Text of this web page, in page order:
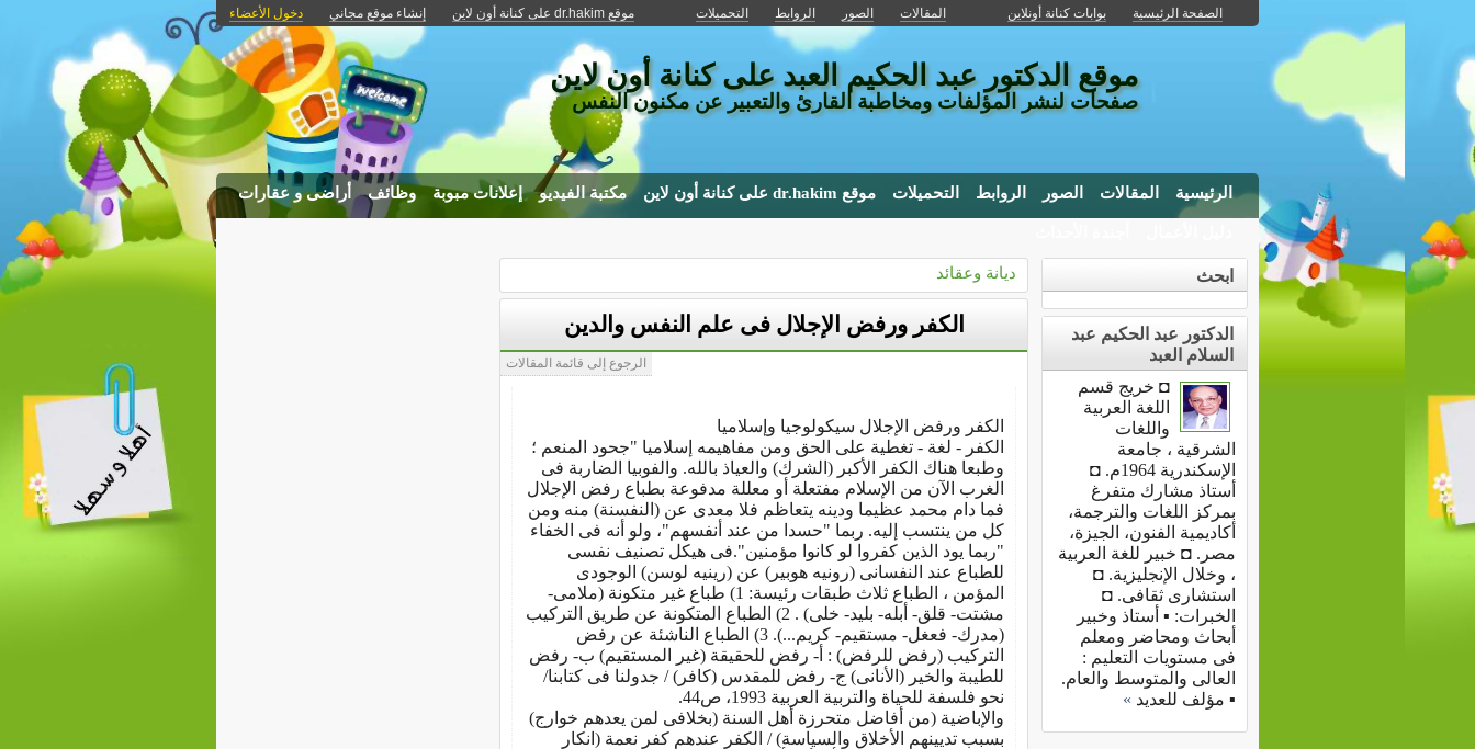
الصفحة الرئيسية بوابات كنانة أونلاين المقالات الصور الروابط التحميلات موقع dr.hakim على كنانة أون لاين إنشاء موقع مجاني دخول الأعضاء
موقع الدكتور عبد الحكيم العبد على كنانة أون لاين
صفحات لنشر المؤلفات ومخاطبة القارئ والتعبير عن مكنون النفس
الرئيسية المقالات الصور الروابط التحميلات موقع dr.hakim على كنانة أون لاين مكتبة الفيديو إعلانات مبوبة وظائف أراضى و عقارات
ديانة وعقائد
الكفر ورفض الإجلال فى علم النفس والدين
الرجوع إلى قائمة المقالات
الكفر ورفض الإجلال سيكولوجيا وإسلاميا
الكفر - لغة - تغطية على الحق ومن مفاهيمه إسلاميا "جحود المنعم ؛
وطبعا هناك الكفر الأكبر (الشرك) والعياذ بالله. والفوبيا الضاربة فى
الغرب الآن من الإسلام مفتعلة أو معللة مدفوعة بطباع رفض الإجلال
فما دام محمد عظيما ودينه يتعاظم فلا معدى عن (النفسنة) منه ومن
كل من ينتسب إليه. ربما "حسدا من عند أنفسهم"، ولو أنه فى الخفاء
"ربما يود الذين كفروا لو كانوا مؤمنين".فى هيكل تصنيف نفسى
للطباع عند النفسانى (رونيه هوبير) عن (رينيه لوسن) الوجودى
المؤمن ، الطباع ثلاث طبقات رئيسة: 1) طباع غير متكونة (ملامى-
مشتت- قلق- أبله- بليد- خلى) . 2) الطباع المتكونة عن طريق التركيب
(مدرك- فعغل- مستقيم- كريم...). 3) الطباع الناشئة عن رفض
التركيب (رفض للرفض) : أ- رفض للحقيقة (غير المستقيم) ب- رفض
للطيبة والخير (الأنانى) ج- رفض للمقدس (كافر) / جدولنا فى كتابنا/
نحو فلسفة للحياة والتربية العربية 1993، ص44.
والإباضية (من أفاضل متحرزة أهل السنة (بخلافى لمن يعدهم خوارج)
بسبب تديينهم الأخلاق والسياسة) / الكفر عندهم كفر نعمة (انكار
ابحث
الدكتور عبد الحكيم عبد
السلام العبد
◘ خريج قسم
اللغة العربية
واللغات
الشرقية ، جامعة
الإسكندرية 1964م. ◘
أستاذ مشارك متفرغ
بمركز اللغات والترجمة،
أكاديمية الفنون، الجيزة،
مصر. ◘ خبير للغة العربية
، وخلال الإنجليزية. ◘
استشارى ثقافى. ◘
الخبرات: ▪ أستاذ وخبير
أبحاث ومحاضر ومعلم
فى مستويات التعليم :
العالى والمتوسط والعام.
▪ مؤلف للعديد »